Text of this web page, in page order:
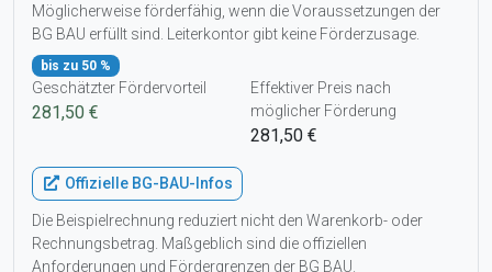
Möglicherweise förderfähig, wenn die Voraussetzungen der
BG BAU erfüllt sind. Leiterkontor gibt keine Förderzusage.
bis zu 50 %
Geschätzter Fördervorteil
281,50 €
Effektiver Preis nach
möglicher Förderung
281,50 €
Offizielle BG-BAU-Infos
Die Beispielrechnung reduziert nicht den Warenkorb- oder
Rechnungsbetrag. Maßgeblich sind die offiziellen
Anforderungen und Fördergrenzen der BG BAU.